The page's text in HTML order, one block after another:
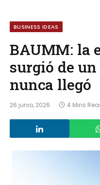
BUSINESS IDEAS
BAUMM: la
surgió de
nunca llegó
26 junio, 2026 4 Mins